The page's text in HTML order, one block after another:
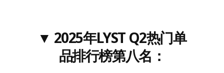
▼ 2025年LYST Q2热门单
品排行榜第八名 ：